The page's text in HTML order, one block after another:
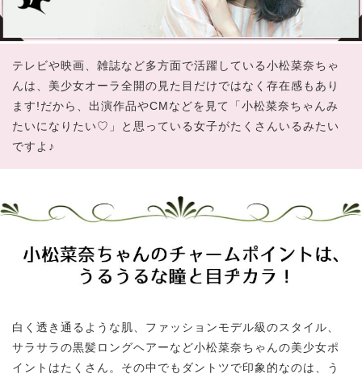
テレビや映画、雑誌など多方面で活躍している小松菜奈ちゃ
んは、美少女オーラ全開の見た目だけではなく存在感もあり
ます!だから、出演作品やCMなどを見て「小松菜奈ちゃんみ
たいになりたい♡」と思っている女子がたくさんいるみたい
ですよ♪
白く透き通るような肌、ファッションモデル級のスタイル、
サラサラの黒髪ロングヘアーなど小松菜奈ちゃんの美少女ポ
イントはたくさん。その中でもダントツで印象的なのは、う